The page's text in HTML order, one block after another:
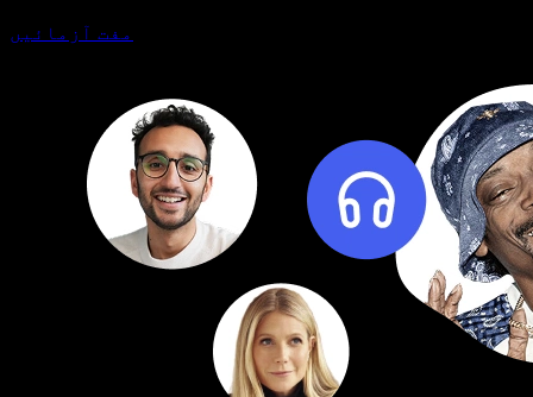
مفت آزمائیں